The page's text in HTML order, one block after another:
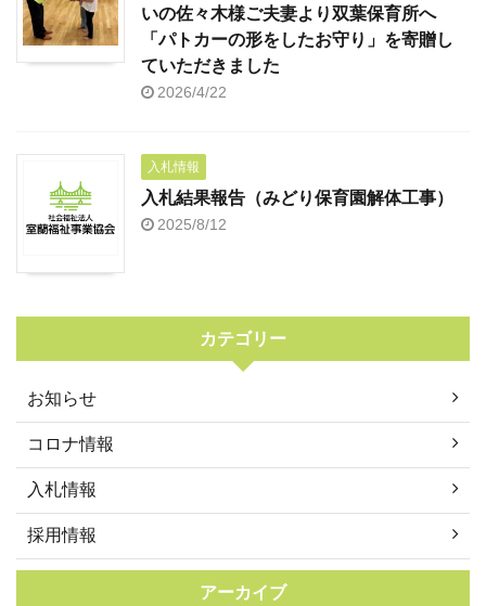
いの佐々木様ご夫妻より双葉保育所へ
「パトカーの形をしたお守り」を寄贈し
ていただきました
2026/4/22
入札情報
入札結果報告（みどり保育園解体工事）
2025/8/12
カテゴリー
お知らせ
コロナ情報
入札情報
採用情報
アーカイブ